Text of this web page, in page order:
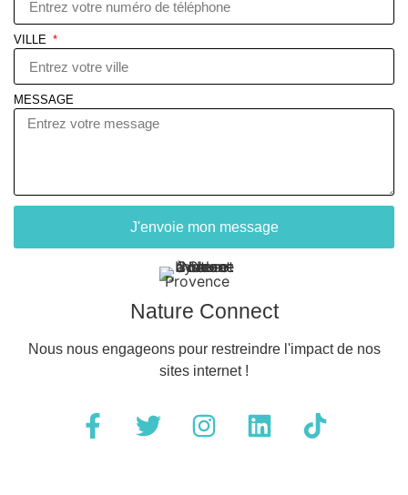
VILLE
MESSAGE
J'envoie mon message
Nature Connect
Nous nous engageons pour restreindre l'impact de nos
sites internet !